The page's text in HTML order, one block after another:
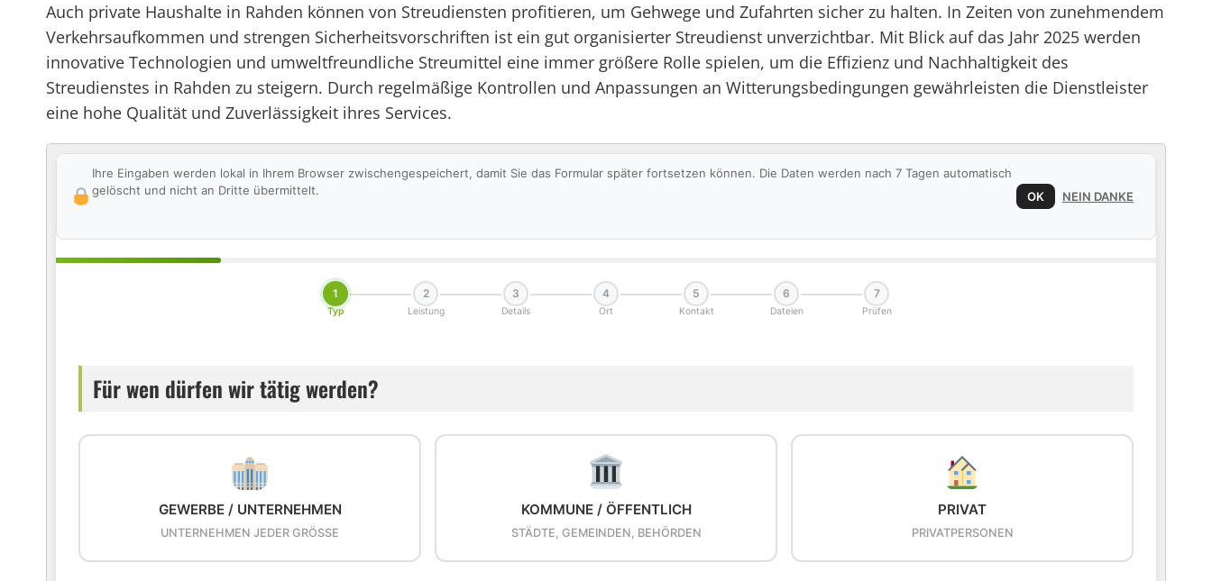
Auch private Haushalte in Rahden können von Streudiensten profitieren, um Gehwege und Zufahrten sicher zu halten. In Zeiten von zunehmendem
Verkehrsaufkommen und strengen Sicherheitsvorschriften ist ein gut organisierter Streudienst unverzichtbar. Mit Blick auf das Jahr 2025 werden
innovative Technologien und umweltfreundliche Streumittel eine immer größere Rolle spielen, um die Effizienz und Nachhaltigkeit des
Streudienstes in Rahden zu steigern. Durch regelmäßige Kontrollen und Anpassungen an Witterungsbedingungen gewährleisten die Dienstleister
eine hohe Qualität und Zuverlässigkeit ihres Services.
Ihre Eingaben werden lokal in Ihrem Browser zwischengespeichert, damit Sie das Formular später fortsetzen können. Die Daten werden nach 7 Tagen automatisch
gelöscht und nicht an Dritte übermittelt.
OK NEIN DANKE
1
Typ
2
Leistung
3
Details
4
Ort
5
Kontakt
6
Dateien
7
Prüfen
Für wen dürfen wir tätig werden?
GEWERBE / UNTERNEHMEN
UNTERNEHMEN JEDER GRÖSSE
KOMMUNE / ÖFFENTLICH
STÄDTE, GEMEINDEN, BEHÖRDEN
PRIVAT
PRIVATPERSONEN